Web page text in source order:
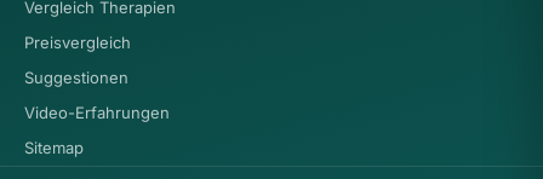
Vergleich Therapien
Preisvergleich
Suggestionen
Video-Erfahrungen
Sitemap